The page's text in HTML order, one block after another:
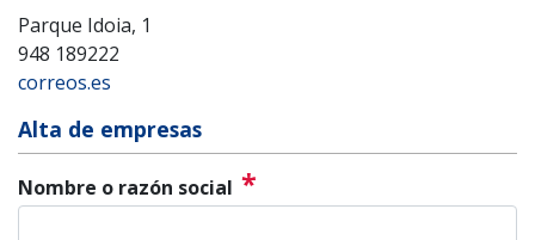
Parque Idoia, 1
948 189222
correos.es
Alta de empresas
Nombre o razón social *